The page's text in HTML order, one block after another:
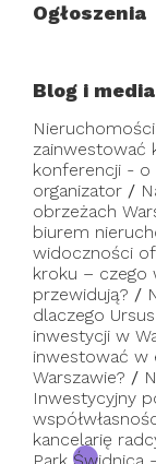
Ogłoszenia
Blog i
zainwestować
konferencji - o
organizator /
obrzeżach
biurem
widoczności
kroku – czego
przewidują? /
dlaczego
inwestycji w
inwestować w
Warszawie? /
Inwestycyjny
kancelarię